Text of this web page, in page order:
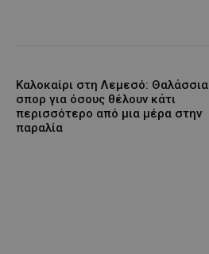
Καλοκαίρι στη Λεμεσό: Θαλάσσια
σπορ για όσους θέλουν κάτι
περισσότερο από μια μέρα στην
παραλία